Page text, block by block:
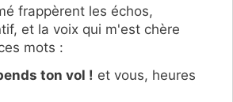
frappèrent les échos,
et la voix qui m'est chère
mots :
ton vol ! et vous, heures